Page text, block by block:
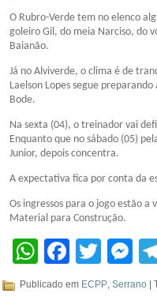
O Rubro-Verde tem no elenco
goleiro Gil, do meia Narciso, do
Baianão.
Já no Alviverde, o clima é de
Laelson Lopes segue
Bode.
Na sexta (04), o treinador vai
Enquanto que no sábado (05)
Junior, depois concentra.
A expectativa fica por conta da
Os ingressos para o jogo estão a
Material para Construção.
WhatsApp
Publicado em ECPP, Serrano |